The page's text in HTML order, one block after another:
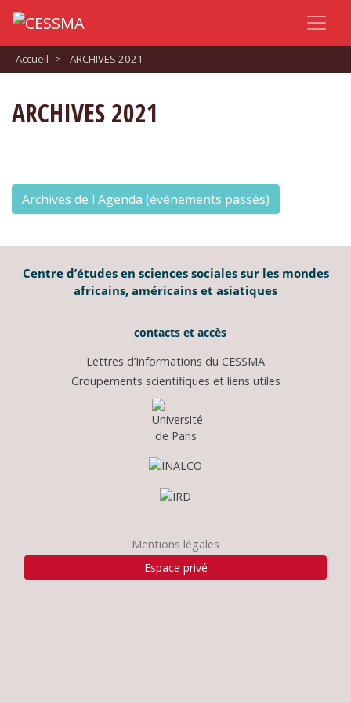
Accueil > ARCHIVES 2021
ARCHIVES 2021
Archives de l'Agenda (événements passés)
Centre d’études en sciences sociales sur les mondes
africains, américains et asiatiques
contacts et accès
Lettres d’Informations du CESSMA
Groupements scientifiques et liens utiles
Mentions légales
Espace privé